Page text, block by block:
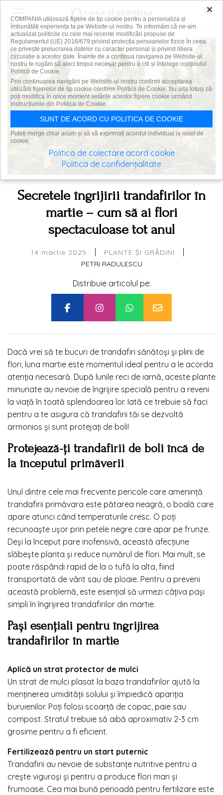
Secretele îngrijirii trandafirilor în
martie – cum să ai flori
spectaculoase tot anul
14 martie 2025 PLANTE ȘI GRĂDINI
PETRI RADULESCU
Distribuie articolul pe:
Dacă vrei să te bucuri de trandafiri sănătoși și plini de
flori, luna martie este momentul ideal pentru a le acorda
atenția necesară. După lunile reci de iarnă, aceste plante
minunate au nevoie de îngrijire specială pentru a reveni
la viață în toată splendoarea lor. Iată ce trebuie să faci
pentru a te asigura că trandafirii tăi se dezvoltă
armonios și sunt protejați de boli!
Protejează-ți trandafirii de boli încă de
la începutul primăverii
Unul dintre cele mai frecvente pericole care amenință
trandafirii primăvara este pătarea neagră, o boală care
apare atunci când temperaturile cresc. O poți
recunoaște ușor prin petele negre care apar pe frunze.
Deși la început pare inofensivă, această afecțiune
slăbește planta și reduce numărul de flori. Mai mult, se
poate răspândi rapid de la o tufă la alta, fiind
transportată de vânt sau de ploaie. Pentru a preveni
această problemă, este esențial să urmezi câțiva pași
simpli în îngrijirea trandafirilor din martie.
Pași esențiali pentru îngrijirea
trandafirilor în martie
Aplică un strat protector de mulci
Un strat de mulci plasat la baza trandafirilor ajută la
menținerea umidității solului și împiedică apariția
buruienilor. Poți folosi scoarță de copac, paie sau
compost. Stratul trebuie să aibă aproximativ 2-3 cm
grosime pentru a fi eficient.
Fertilizează pentru un start puternic
Trandafirii au nevoie de substanțe nutritive pentru a
crește viguroși și pentru a produce flori mari și
frumoase. Cea mai bună perioadă pentru fertilizare este
×
COMPANIA utilizează fişiere de tip cookie pentru a personaliza și
îmbunătăți experiența ta pe Website-ul nostru. Te informăm că ne-am
actualizat politicile cu cele mai recente modificări propuse de
Regulamentul (UE) 2016/679 privind protecția persoanelor fizice în ceea
ce privește prelucrarea datelor cu caracter personal și privind libera
circulație a acestor date. Înainte de a continua navigarea pe Website-ul
nostru te rugăm să aloci timpul necesar pentru a citi și înțelege conținutul
Politicii de Cookie.
Prin continuarea navigării pe Website-ul nostru confirmi acceptarea
utilizării fişierelor de tip cookie conform Politicii de Cookie. Nu uita totuși că
poți modifica în orice moment setările acestor fişiere cookie urmând
instrucțiunile din Politica de Cookie.
SUNT DE ACORD CU POLITICA DE COOKIE
Puteți merge chiar acum și să vă exprimați acordul individual la nivel de
cookie:
Politica de colectare acord cookie
Politica de confidențialitate